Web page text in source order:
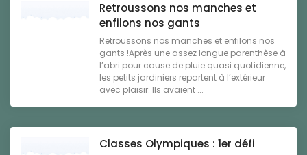
Retroussons nos manches et
enfilons nos gants
Retroussons nos manches et enfilons nos
gants !Après une assez longue parenthèse à
l’abri pour cause de pluie quasi quotidienne,
les petits jardiniers repartent à l’extérieur
avec plaisir. Ils avaient ...
Classes Olympiques : 1er défi